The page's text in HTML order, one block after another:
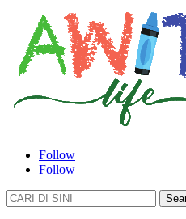
Follow
Follow
Search
for: